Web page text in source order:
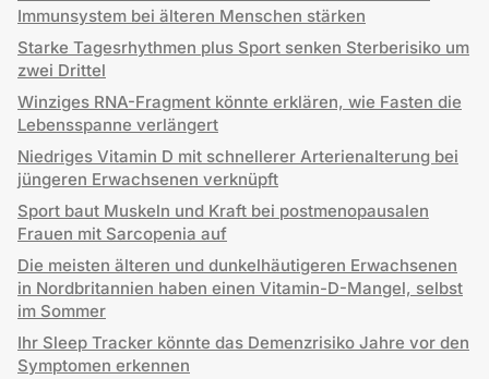
Immunsystem bei älteren Menschen stärken
Starke Tagesrhythmen plus Sport senken Sterberisiko um
zwei Drittel
Winziges RNA-Fragment könnte erklären, wie Fasten die
Lebensspanne verlängert
Niedriges Vitamin D mit schnellerer Arterienalterung bei
jüngeren Erwachsenen verknüpft
Sport baut Muskeln und Kraft bei postmenopausalen
Frauen mit Sarcopenia auf
Die meisten älteren und dunkelhäutigeren Erwachsenen
in Nordbritannien haben einen Vitamin-D-Mangel, selbst
im Sommer
Ihr Sleep Tracker könnte das Demenzrisiko Jahre vor den
Symptomen erkennen